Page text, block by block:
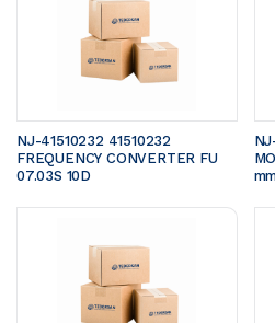
NJ-41510232 41510232
FREQUENCY CONVERTER FU
07.03S 10D